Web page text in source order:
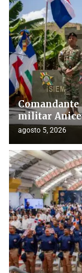
militar
agosto 5, 2026